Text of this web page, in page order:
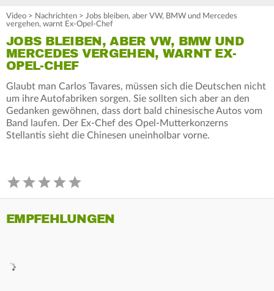
Video > Nachrichten > Jobs bleiben, aber VW, BMW und Mercedes
vergehen, warnt Ex-Opel-Chef
JOBS BLEIBEN, ABER VW, BMW UND
MERCEDES VERGEHEN, WARNT EX-
OPEL-CHEF
Glaubt man Carlos Tavares, müssen sich die Deutschen nicht
um ihre Autofabriken sorgen. Sie sollten sich aber an den
Gedanken gewöhnen, dass dort bald chinesische Autos vom
Band laufen. Der Ex-Chef des Opel-Mutterkonzerns
Stellantis sieht die Chinesen uneinholbar vorne.
EMPFEHLUNGEN